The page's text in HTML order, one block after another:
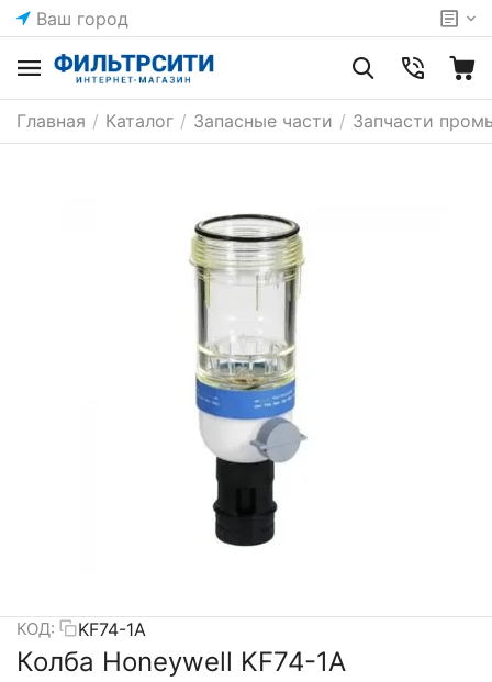
Ваш город
Главная / Каталог / Запасные части / Запчасти
КОД: KF74-1A
Колба Honeywell KF74-1A